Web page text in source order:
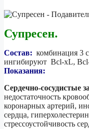
Супресен.
Состав: комбинация 3
ингибируют Bcl-xL,
Показания:
Сердечно-сосудистые
недостаточность
коронарных артерий,
сердца,
стрессоустойчивость